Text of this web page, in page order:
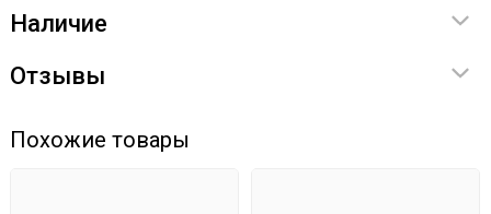
Наличие
Отзывы
Похожие товары